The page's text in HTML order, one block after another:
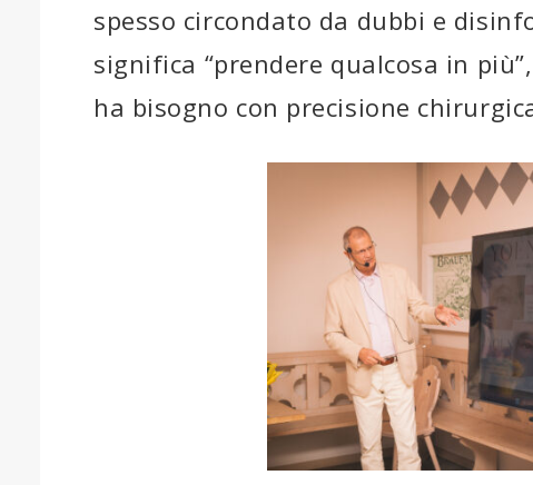
spesso circondato da dubbi e
significa “prendere qualcosa in
ha bisogno con precisione